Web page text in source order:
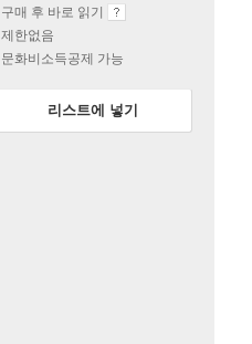
구매 후 바로 읽기
제한없음
문화비소득공제 가능
리스트에 넣기